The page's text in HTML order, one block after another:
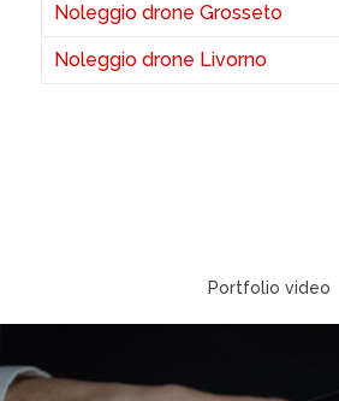
Noleggio drone Grosseto
Noleggio drone Livorno
Portfolio video